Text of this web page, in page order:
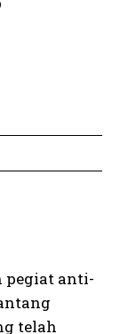
pegiat anti-
telah